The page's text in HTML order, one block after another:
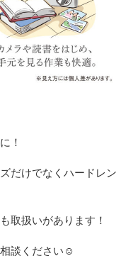
！
だけでなくハードレン
取扱いがあります！
談ください☺